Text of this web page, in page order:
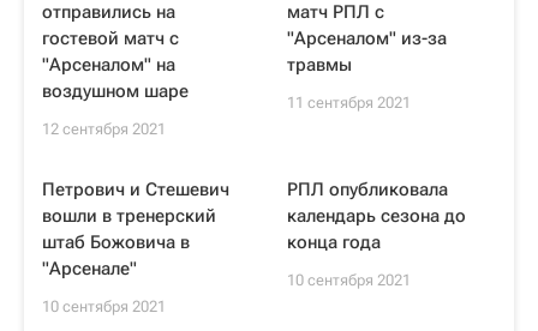
отправились на
гостевой матч с
"Арсеналом" на
воздушном шаре
12 сентября 2021
матч РПЛ с
"Арсеналом" из-за
травмы
11 сентября 2021
Петрович и Стешевич
вошли в тренерский
штаб Божовича в
"Арсенале"
10 сентября 2021
РПЛ опубликовала
календарь сезона до
конца года
10 сентября 2021